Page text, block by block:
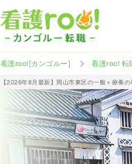
看護roo![カンゴルー] 看護roo! 転
【2026年8月最新】岡山市東区の一般＋療養